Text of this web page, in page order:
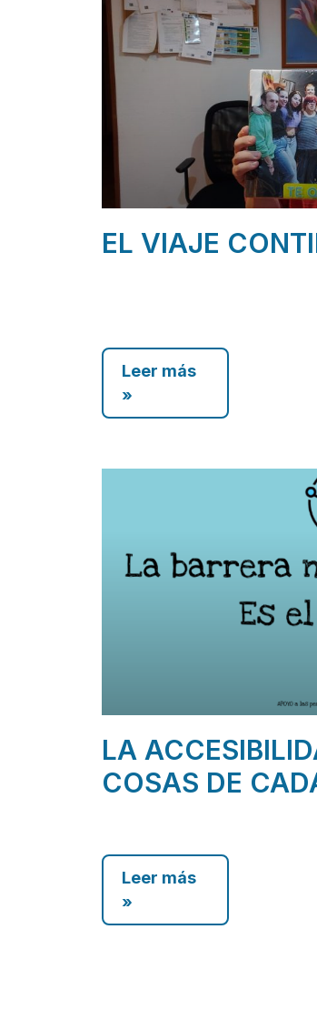
EL VIAJE
Leer más
»
LA
COSAS DE
Leer más
»